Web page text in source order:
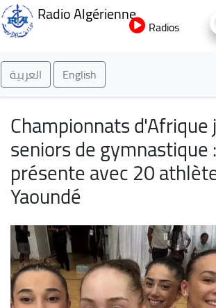
au
Radio Algérienne
Radios
العربية English
Championnats
seniors de gymnastique
présente avec 20
Yaoundé